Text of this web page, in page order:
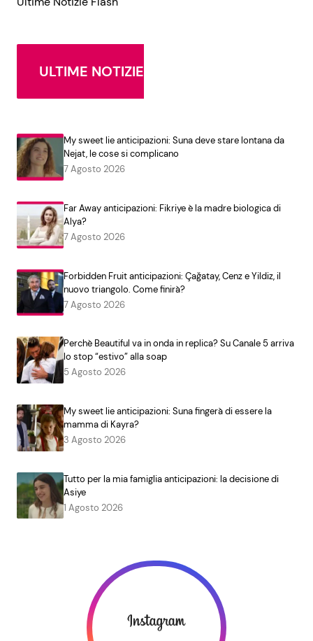
ULTIME NOTIZIE
My sweet lie anticipazioni: Suna deve stare lontana da
Nejat, le cose si complicano
7 Agosto 2026
Far Away anticipazioni: Fikriye è la madre biologica di
Alya?
7 Agosto 2026
Forbidden Fruit anticipazioni: Çağatay, Cenz e Yildiz, il
nuovo triangolo. Come finirà?
7 Agosto 2026
Perchè Beautiful va in onda in replica? Su Canale 5 arriva
lo stop “estivo” alla soap
5 Agosto 2026
My sweet lie anticipazioni: Suna fingerà di essere la
mamma di Kayra?
3 Agosto 2026
Tutto per la mia famiglia anticipazioni: la decisione di
Asiye
1 Agosto 2026